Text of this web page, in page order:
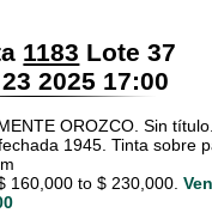
1183 Lote 37
2025 17:00
OROZCO. Sin título.
1945. Tinta sobre
160,000 to $ 230,000.